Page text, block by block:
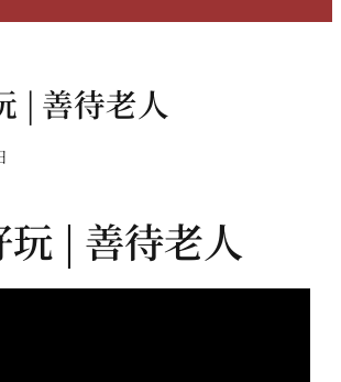
| 善待老人
| 善待老人